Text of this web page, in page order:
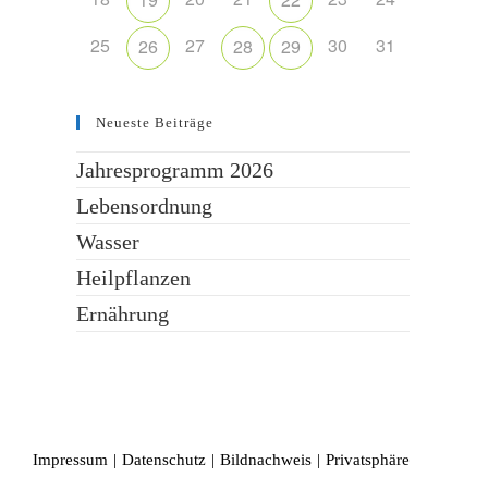
25
26 27 28 29 30 31
Neueste Beiträge
Jahresprogramm 2026
Lebensordnung
Wasser
Heilpflanzen
Ernährung
Impressum Datenschutz Bildnachweis Privatsphäre